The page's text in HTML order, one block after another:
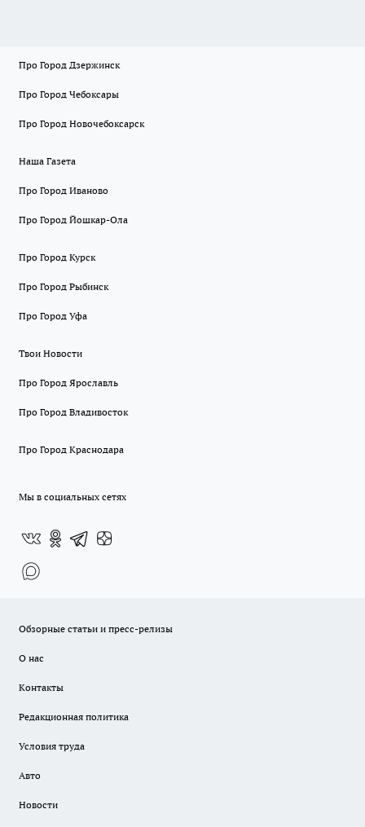
Про Город Дзержинск
Про Город Чебоксары
Про Город Новочебоксарск
Наша Газета
Про Город Иваново
Про Город Йошкар-Ола
Про Город Курск
Про Город Рыбинск
Про Город Уфа
Твои Новости
Про Город Ярославль
Про Город Владивосток
Про Город Краснодара
Мы в социальных сетях
Обзорные статьи и пресс-релизы
О нас
Контакты
Редакционная политика
Условия труда
Авто
Новости